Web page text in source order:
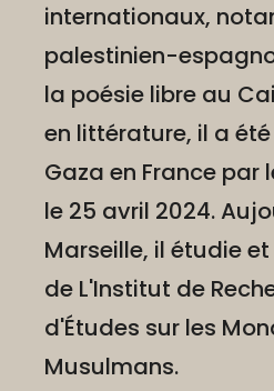
internationaux,
palestinien-
la poésie libre au
en littérature, il a
Gaza en France par
le 25 avril 2024.
Marseille, il étudie
de L'Institut de
d'Études sur les
Musulmans.